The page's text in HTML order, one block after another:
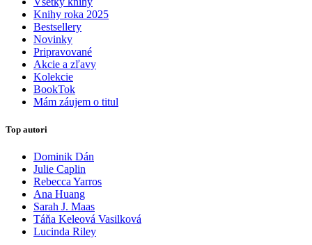
Knihy roka 2025
Bestsellery
Novinky
Pripravované
Akcie a zľavy
Kolekcie
BookTok
Mám záujem o titul
Top autori
Dominik Dán
Julie Caplin
Rebecca Yarros
Ana Huang
Sarah J. Maas
Táňa Keleová Vasilková
Lucinda Riley